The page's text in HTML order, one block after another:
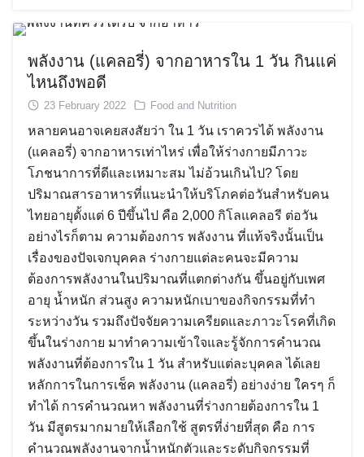
พลังงาน (แคลอรี่) จากอาหารใน 1 วัน กินแค่
ไหนถึงพอดี
23 February 2022 Food and Nutrition
หลายคนอาจเคยสงสัยว่า ใน 1 วัน เราควรได้ พลังงาน
(แคลอรี่) จากอาหารเท่าไหร่ เพื่อให้ร่างกายมีภาวะ
โภชนาการที่ดีและเหมาะสม ไม่อ้วนเกินไป? โดย
ปริมาณสารอาหารที่แนะนำให้บริโภคต่อวันสำหรับคน
ไทยอายุตั้งแต่ 6 ปีขึ้นไป คือ 2,000 กิโลแคลอรี ต่อวัน
อย่างไรก็ตาม ความต้องการ พลังงาน ที่แท้จริงนั้นเป็น
เรื่องของปัจเจกบุคคล ร่างกายแต่ละคนจะมีความ
ต้องการพลังงานในปริมาณที่แตกต่างกัน ขึ้นอยู่กับเพศ
อายุ น้ำหนัก ส่วนสูง ความหนักเบาของกิจกรรมที่ทำ
ระหว่างวัน รวมถึงปัจจัยความเครียดและภาวะโรคที่เกิด
ขึ้นในร่างกาย มาทำความเข้าใจและรู้จักการคำนวณ
พลังงานที่ต้องการใน 1 วัน สำหรับแต่ละบุคคล ได้เลย
หลักการในการเช็ค พลังงาน (แคลอรี่) อย่างง่าย ใครๆ ก็
ทำได้ การคำนวณหา พลังงานที่ร่างกายต้องการใน 1
วัน มีสูตรมากมายให้เลือกใช้ สูตรที่ง่ายที่สุด คือ การ
คำนวณพลังงานจากน้ำหนักตัวและระดับกิจกรรมที่